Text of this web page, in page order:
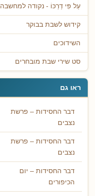
עַל פִּי דַרְכּוֹ - נקודה למחשבה
קידוש לשבת בבוקר
השידוכים
סט שירי שבת מובחרים
ראו גם
דבר החסידות – פרשת
נצבים
דבר החסידות – פרשת
נצבים
דבר החסידות – יום
הכיפורים